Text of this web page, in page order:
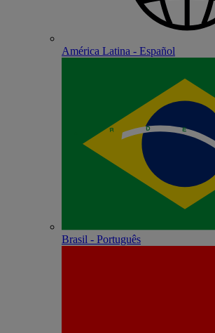
América Latina - Español
Brasil - Português